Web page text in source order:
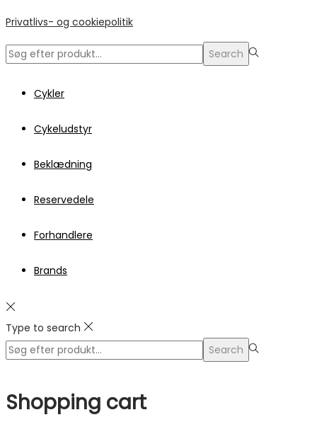
Privatlivs- og cookiepolitik
Search
Search
Cykler
Cykeludstyr
Beklædning
Reservedele
Forhandlere
Brands
Type to search
Search
Search
Shopping cart